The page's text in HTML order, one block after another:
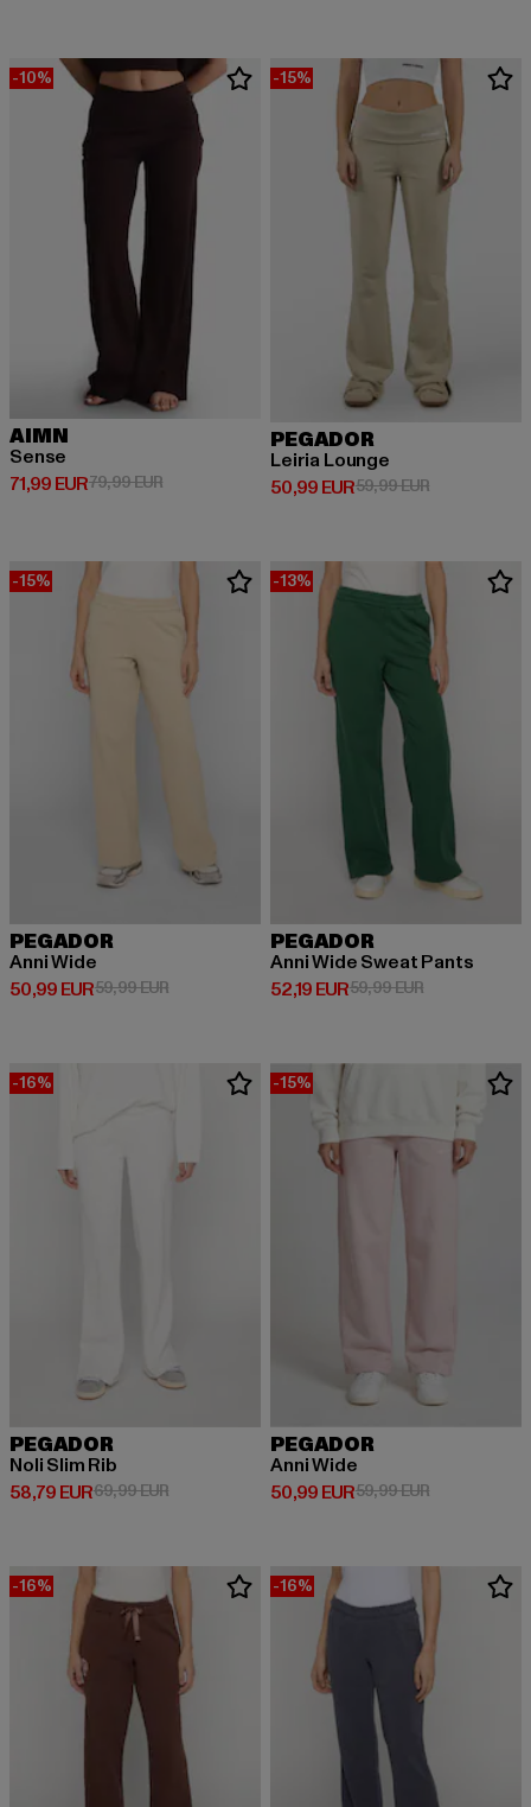
-10%
AIMN
Sense
71,99 EUR
Ajankohtainen hinta: 71,99 EUR
79,99 EURKampanjahinta: 79,99 EUR
-15%
PEGADOR
Leiria Lounge
50,99 EUR
Ajankohtainen hinta: 50,99 EUR
59,99 EUR
-15%
PEGADOR
Anni Wide
50,99 EUR
Ajankohtainen hinta: 50,99 EUR
59,99 EURKampanjahinta: 59,99 EUR
-13%
PEGADOR
Anni Wide Sweat Pants
52,19 EUR
Ajankohtainen hinta: 52,19 EUR
59,99 EUR
-16%
PEGADOR
Noli Slim Rib
58,79 EUR
Ajankohtainen hinta: 58,79 EUR
69,99 EURKampanjahinta: 69,99 EUR
-15%
PEGADOR
Anni Wide
50,99 EUR
Ajankohtainen hinta: 50,99 EUR
59,99 EUR
-16% -16%